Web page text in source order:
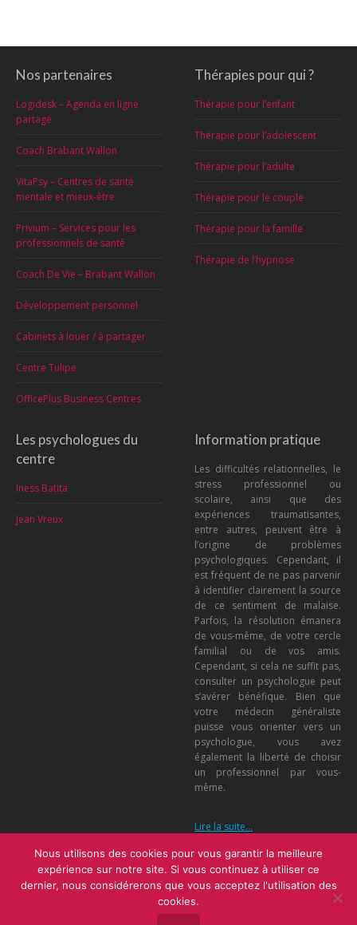
Nos partenaires
Logidesk – Agenda en ligne
partagé
Coach Brabant Wallon
VitaPsy – Centres de santé
mentale et mieux-être
Privium – Services pour les
professionnels de santé
Coach De Vie – Brabant Wallon
Développement personnel
Cabinets à louer / à partager
Centre Tulipe
OfficePlus Business Centres
Thérapies pour qui ?
Thérapie pour l’enfant
Thérapie pour l’adolescent
Thérapie pour l’adulte
Thérapie pour le couple
Thérapie pour la famille
Thérapie de l’hypnose
Les psychologues du
centre
Iness Batita
Jean Vreux
Information pratique
Les difficultés relationnelles, le
stress professionnel ou
scolaire, ainsi que des
expériences traumatisantes,
entre autres, peuvent être à
l’origine de problèmes
psychologiques. Cependant, il
est fréquent de ne pas parvenir
à identifier clairement la source
de ce sentiment de malaise.
Parfois, la résolution émanera
de vous-même, de votre cercle
familial ou de vos amis.
Cependant, si cela ne suffit pas,
consulter un psychologue peut
s’avérer bénéfique. Bien que
votre médecin généraliste
puisse vous orienter vers un
psychologue, vous avez
également la liberté de choisir
un professionnel par vous-
même.
Lire la suite…
Menu
Copyright ©2026Privium Consulting - Services pour psychologues,
psycho(thérapeutes) et hypnothérapeutes.
RGPD - Politique de Protection de la Vie Privée
Nous utilisons des cookies pour vous garantir la meilleure
expérience sur notre site. Si vous continuez à utiliser ce
dernier, nous considérerons que vous acceptez l'utilisation des
cookies.